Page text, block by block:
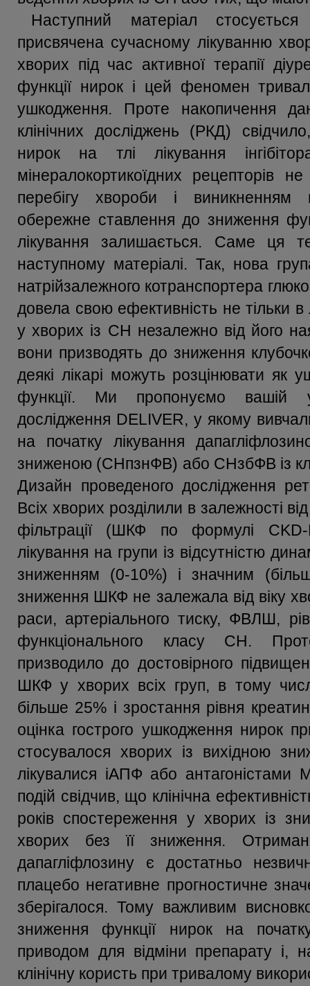
Наступний матеріал
присвячена сучасному лікуванню
хворих під час активної терапії
функції нирок і цей феномен
ушкодження. Проте накопичення
клінічних досліджень (РКД)
нирок на тлі лікування
мінералокортикоїдних рецепторів
перебігу хвороби і виникненням
обережне ставлення до зниження
лікування залишається. Саме ця
наступному матеріалі. Так, нова
натрійзалежного котранспортера
довела свою ефективність не тільки в
у хворих із СН незалежно від його
вони призводять до зниження
деякі лікарі можуть розцінювати як
функції. Ми пропонуємо вашій
дослідження DELIVER, у якому
на початку лікування
зниженою (СНпзнФВ) або СНзбФВ із
Дизайн проведеного дослідження
Всіх хворих розділили в залежності
фільтрації (ШКФ по формулі
лікування на групи із відсутністю
зниженням (0-10%) і значним
зниження ШКФ не залежала від віку
раси, артеріального тиску, ФВЛШ,
функціонального класу СН.
призводило до достовірного
ШКФ у хворих всіх груп, в тому
більше 25% і зростання рівня
оцінка гострого ушкодження нирок
стосувалося хворих із вихідною
лікувалися іАПФ або антагоністами
подій свідчив, що клінічна
років спостереження у хворих із
хворих без її зниження.
дапагліфлозину є достатньо
плацебо негативне прогностичне
зберігалося. Тому важливим
зниження функції нирок на
приводом для відміни препарату і,
клінічну користь при тривалому